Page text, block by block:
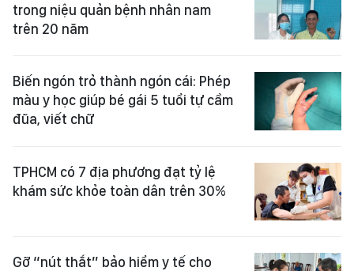
trong niệu quản bệnh nhân nam
trên 20 năm
Biến ngón trỏ thành ngón cái: Phép
màu y học giúp bé gái 5 tuổi tự cầm
đũa, viết chữ
TPHCM có 7 địa phương đạt tỷ lệ
khám sức khỏe toàn dân trên 30%
Gỡ “nút thắt” bảo hiểm y tế cho